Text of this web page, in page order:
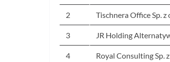
2 Tischnera Office Sp. z
3 JR Holding
4 Royal Consulting Sp.